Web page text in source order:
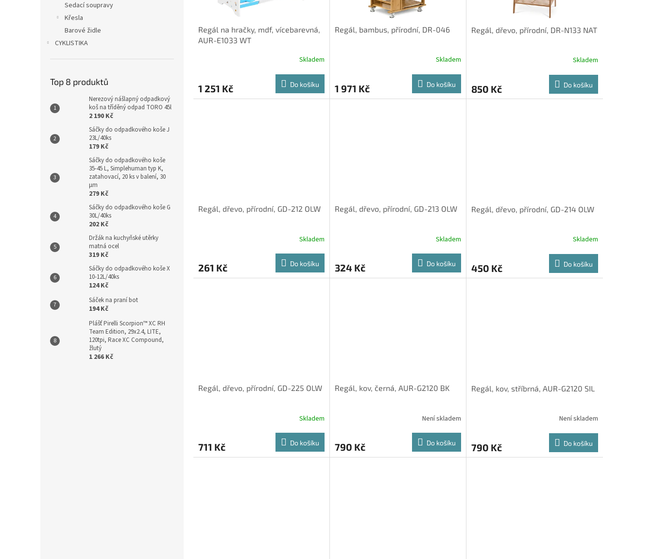
Sedací soupravy
Křesla
Barové židle
CYKLISTIKA
Top 8 produktů
Nerezový nášlapný odpadkový
koš na tříděný odpad TORO 45l
2 190 Kč
Sáčky do odpadkového koše J
23L/40ks
179 Kč
Sáčky do odpadkového koše
35-45 L, Simplehuman typ K,
zatahovací, 20 ks v balení, 30
µm
279 Kč
Sáčky do odpadkového koše G
30L/40ks
202 Kč
Držák na kuchyňské utěrky
matná ocel
319 Kč
Sáčky do odpadkového koše X
10-12L/40ks
124 Kč
Sáček na praní bot
194 Kč
Plášť Pirelli Scorpion™ XC RH
Team Edition, 29x2.4, LITE,
120tpi, Race XC Compound,
žlutý
1 266 Kč
Regál na hračky, mdf, vícebarevná,
AUR-E1033 WT
Skladem
1 251 Kč Do košíku
Regál, bambus, přírodní, DR-046
Skladem
1 971 Kč Do košíku
Regál, dřevo, přírodní, DR-N133 NAT
Skladem
850 Kč Do košíku
Regál, dřevo, přírodní, GD-212 OLW
Skladem
261 Kč Do košíku
Regál, dřevo, přírodní, GD-213 OLW
Skladem
324 Kč Do košíku
Regál, dřevo, přírodní, GD-214 OLW
Skladem
450 Kč Do košíku
Regál, dřevo, přírodní, GD-225 OLW
Skladem
711 Kč Do košíku
Regál, kov, černá, AUR-G2120 BK
Není skladem
790 Kč Do košíku
Regál, kov, stříbrná, AUR-G2120 SIL
Není skladem
790 Kč Do košíku